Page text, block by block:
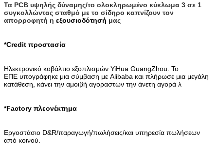
Τα PCB υψηλής δύναμης/το ολοκληρωμένο κύκλωμα 3 σε 1
συγκολλώντας σταθμό με το σίδηρο καπνίζουν τον
απορροφητή η εξουσιοδότησή μας
*Credit προστασία
Ηλεκτρονικό κοβάλτιο εξοπλισμών YiHua GuangZhou. Το
ΕΠΕ υπογράφηκε μια σύμβαση με Alibaba και πλήρωσε μια μεγάλη
κατάθεση, κάνει την αμοιβή αγοραστών την άνετη αγορά λ
*Factory πλεονέκτημα
Εργοστάσιο D&R/παραγωγή/πωλήσεις/και υπηρεσία πωλήσεων
από κοινού.